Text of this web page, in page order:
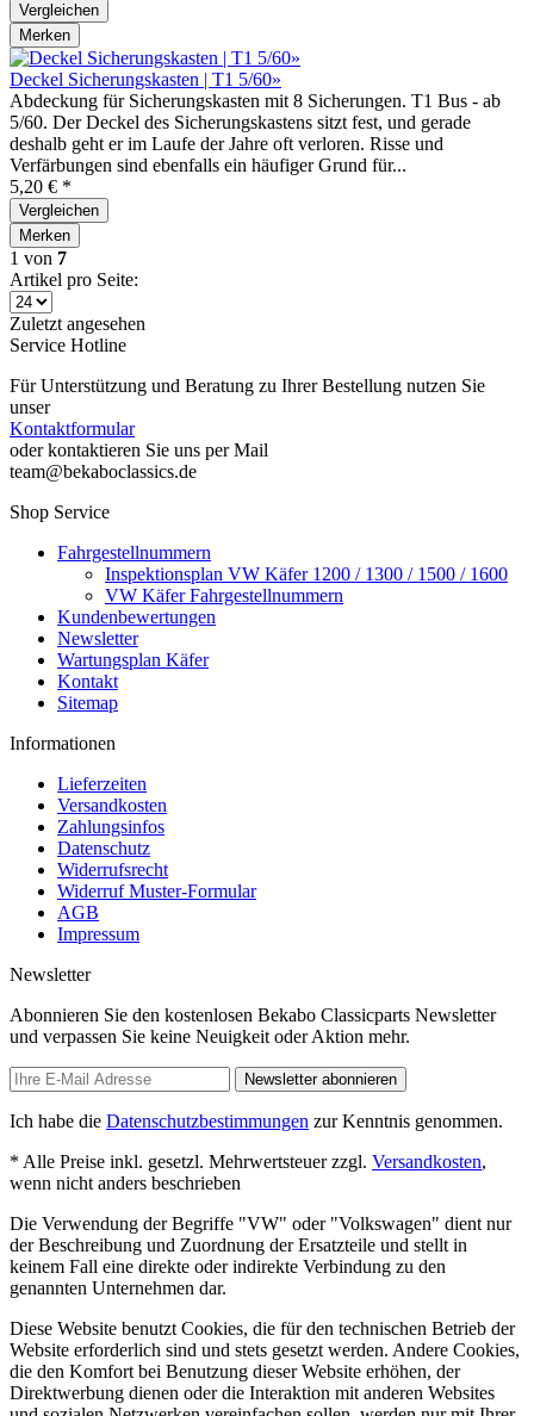
Vergleichen
Merken
Deckel Sicherungskasten | T1 5/60»
Abdeckung für Sicherungskasten mit 8 Sicherungen. T1 Bus - ab
5/60. Der Deckel des Sicherungskastens sitzt fest, und gerade
deshalb geht er im Laufe der Jahre oft verloren. Risse und
Verfärbungen sind ebenfalls ein häufiger Grund für...
5,20 € *
Vergleichen
Merken
1 von 7
Artikel pro Seite:
Zuletzt angesehen
Service Hotline
Für Unterstützung und Beratung zu Ihrer Bestellung nutzen Sie
unser
Kontaktformular
oder kontaktieren Sie uns per Mail
team@bekaboclassics.de
Shop Service
Fahrgestellnummern
Inspektionsplan VW Käfer 1200 / 1300 / 1500 / 1600
VW Käfer Fahrgestellnummern
Kundenbewertungen
Newsletter
Wartungsplan Käfer
Kontakt
Sitemap
Informationen
Lieferzeiten
Versandkosten
Zahlungsinfos
Datenschutz
Widerrufsrecht
Widerruf Muster-Formular
AGB
Impressum
Newsletter
Abonnieren Sie den kostenlosen Bekabo Classicparts Newsletter
und verpassen Sie keine Neuigkeit oder Aktion mehr.
Newsletter abonnieren
Ich habe die Datenschutzbestimmungen zur Kenntnis genommen.
* Alle Preise inkl. gesetzl. Mehrwertsteuer zzgl. Versandkosten,
wenn nicht anders beschrieben
Die Verwendung der Begriffe "VW" oder "Volkswagen" dient nur
der Beschreibung und Zuordnung der Ersatzteile und stellt in
keinem Fall eine direkte oder indirekte Verbindung zu den
genannten Unternehmen dar.
Diese Website benutzt Cookies, die für den technischen Betrieb der
Website erforderlich sind und stets gesetzt werden. Andere Cookies,
die den Komfort bei Benutzung dieser Website erhöhen, der
Direktwerbung dienen oder die Interaktion mit anderen Websites